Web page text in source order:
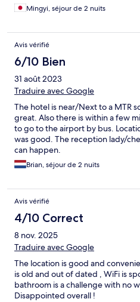
Mingyi, séjour de 2 nuits
Avis vérifié
6/10 Bien
31 août 2023
Traduire avec Google
The hotel is near/Next to a MTR
great. Also there is within a few
to go to the airport by bus.
was good. The reception lady/
can happen.
Brian, séjour de 2 nuits
Avis vérifié
4/10 Correct
8 nov. 2025
Traduire avec Google
The location is good and
is old and out of dated , WiFi is
bathroom is a challenge with no
Disappointed overall !